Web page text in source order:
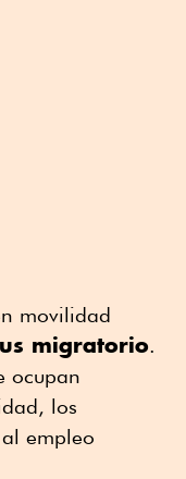
movilidad
migratorio.
ocupan
los
empleo